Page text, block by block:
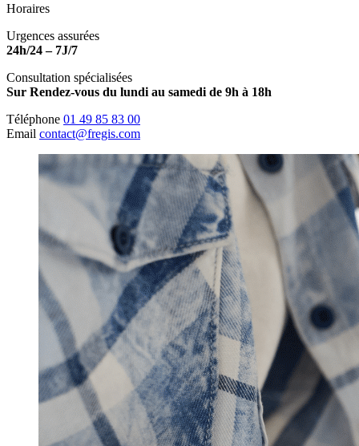
Horaires
Urgences assurées
24h/24 – 7J/7
Consultation spécialisées
Sur Rendez-vous du lundi au samedi de 9h à 18h
Téléphone 01 49 85 83 00
Email contact@fregis.com